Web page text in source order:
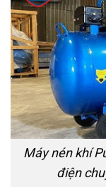
Máy nén khí
điện